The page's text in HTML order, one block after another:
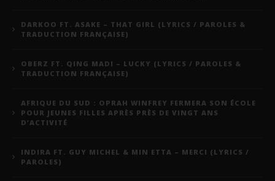
DARKOO FT. ASAKE – THAT GIRL (LYRICS / PAROLES &
TRADUCTION FRANÇAISE)
OBERZ FT. QING MADI – LUCKY (LYRICS / PAROLES &
TRADUCTION FRANÇAISE)
AFRIQUE DU SUD : OPRAH WINFREY FERMERA SON ÉCOLE
POUR JEUNES FILLES APRÈS PRÈS DE VINGT ANS
D’ACTIVITÉ
INDIRA FT. GUY MICHEL & MIN ETTA – MERCI (LYRICS /
PAROLES)